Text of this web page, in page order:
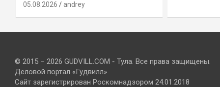
05.08.2026 andrey
© 2015 – 2026 GUDVILL.COM - Тула. Все права защищены.
Деловой портал «Гудвилл»
Сайт зарегистрирован Роскомнадзором 24.01.2018